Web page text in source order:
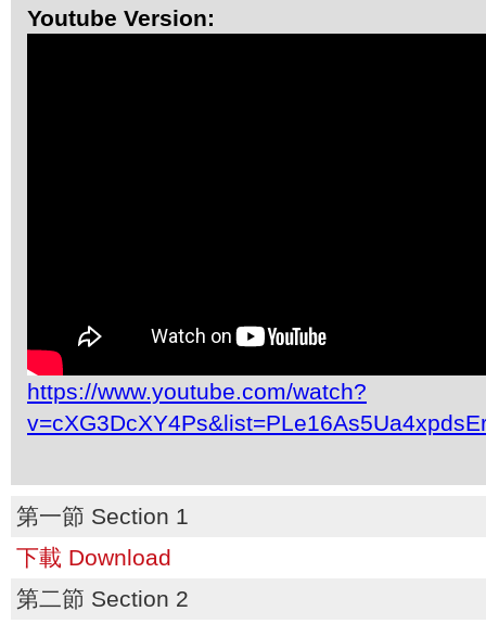
Youtube Version:
https://www.youtube.com/watch?
第一節 Section 1
下載 Download
第二節 Section 2